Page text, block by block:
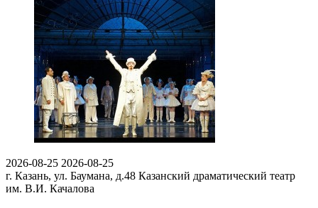
2026-08-25 2026-08-25
г. Казань, ул. Баумана, д.48 Казанский драматический театр
им. В.И. Качалова